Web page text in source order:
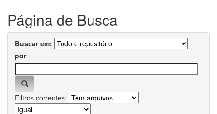
Página de Busca
Buscar em:
por
Filtros correntes: